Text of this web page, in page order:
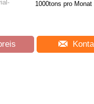
1000tons pro Monat